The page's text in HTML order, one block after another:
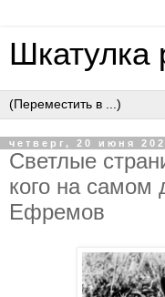
Шкатулка
четверг, 20 июня
Светлые
кого на
Ефремов